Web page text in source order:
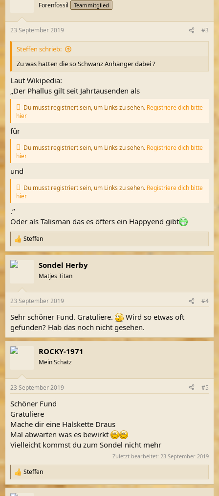
Forenfossil Teammitglied
23 September 2019 #3
Steffen schrieb:
Zu was hatten die so Schwanz Anhänger dabei ?
Laut Wikipedia:
„Der Phallus gilt seit Jahrtausenden als
Du musst registriert sein, um Links zu sehen. Registriere dich bitte
hier
für
Du musst registriert sein, um Links zu sehen. Registriere dich bitte
hier
und
Du musst registriert sein, um Links zu sehen. Registriere dich bitte
hier
.“
Oder als Talisman das es öfters ein Happyend gibt
R
e
a
k
e
:
Steffen
Sondel Herby
Matjes Titan
23 September 2019 #4
Sehr schöner Fund. Gratuliere.
Wird so etwas oft
gefunden? Hab das noch nicht gesehen.
ROCKY-1971
Mein Schatz
23 September 2019 #5
Schöner Fund
Gratuliere
Mache dir eine Halskette Draus
Mal abwarten was es bewirkt
Vielleicht kommst du zum Sondel nicht mehr
Zuletzt bearbeitet: 23 September 2019
R
e
a
Steffen